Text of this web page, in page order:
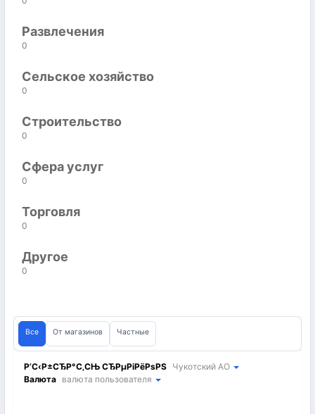
Развлечения
0
Сельское хозяйство
0
Строительство
0
Сфера услуг
0
Торговля
0
Другое
0
Все От магазинов Частные
Р’С‹Р±СЂР°С‚СЊ СЂРµРіРёРѕРЅ Чукотский АО
Валюта валюта пользователя